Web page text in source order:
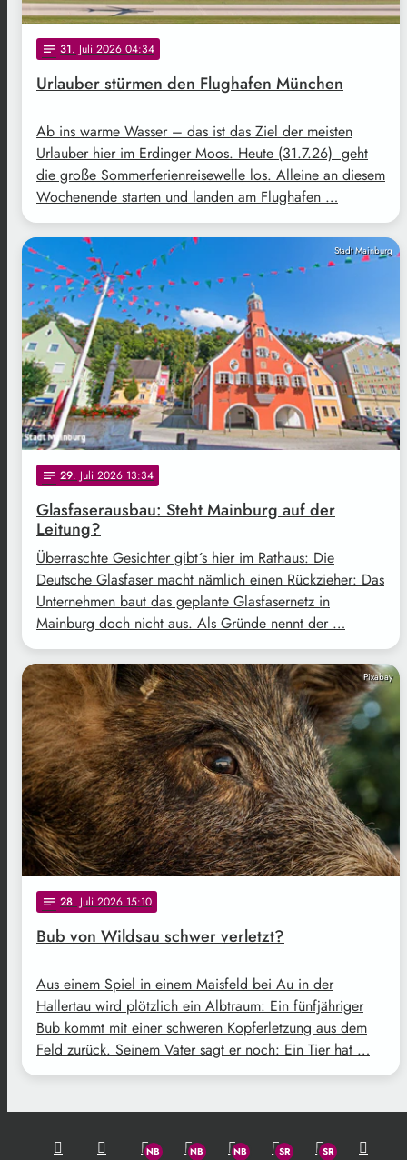
notes 31. Juli 2026 04:34
Urlauber stürmen den Flughafen München
Ab ins warme Wasser – das ist das Ziel der meisten
Urlauber hier im Erdinger Moos. Heute (31.7.26) geht
die große Sommerferienreisewelle los. Alleine an diesem
Wochenende starten und landen am Flughafen …
Stadt Mainburg
notes 29. Juli 2026 13:34
Glasfaserausbau: Steht Mainburg auf der
Leitung?
Überraschte Gesichter gibt´s hier im Rathaus: Die
Deutsche Glasfaser macht nämlich einen Rückzieher: Das
Unternehmen baut das geplante Glasfasernetz in
Mainburg doch nicht aus. Als Gründe nennt der …
Pixabay
notes 28. Juli 2026 15:10
Bub von Wildsau schwer verletzt?
Aus einem Spiel in einem Maisfeld bei Au in der
Hallertau wird plötzlich ein Albtraum: Ein fünfjähriger
Bub kommt mit einer schweren Kopferletzung aus dem
Feld zurück. Seinem Vater sagt er noch: Ein Tier hat …